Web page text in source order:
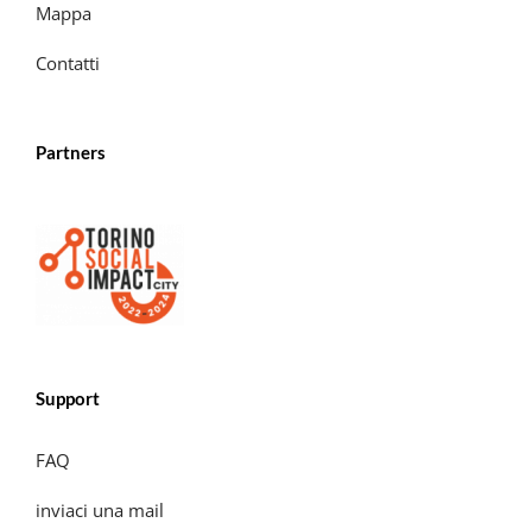
Mappa
Contatti
Partners
Support
FAQ
inviaci una mail